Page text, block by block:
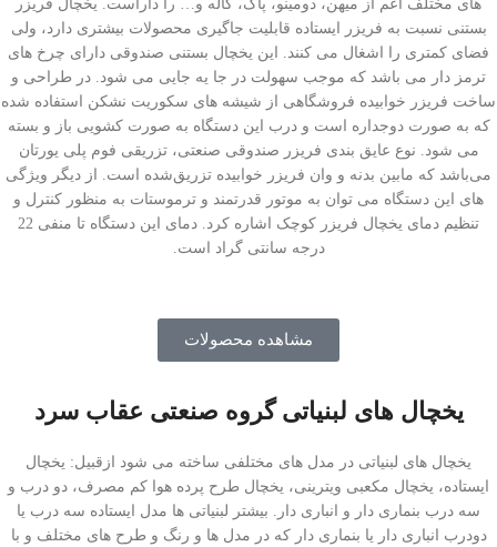
های مختلف اعم از میهن، دومینو، پاک، کاله و… را داراست. یخچال فریزر
بستنی نسبت به فریزر ایستاده قابلیت جاگیری محصولات بیشتری دارد، ولی
فضای کمتری را اشغال می کنند. این یخچال بستنی صندوقی دارای چرخ های
ترمز دار می باشد که موجب سهولت در جا یه جایی می شود. در طراحی و
ساخت فریزر خوابیده فروشگاهی از شیشه های سکوریت نشکن استفاده شده
که به صورت دوجداره است و درب این دستگاه به صورت کشویی باز و بسته
می شود. نوع عایق بندی فریزر صندوقی صنعتی، تزریقی فوم پلی یورتان
می‌باشد که مابین بدنه و وان فریزر خوابیده تزریق‌شده است. از دیگر ویژگی
های این دستگاه می توان به موتور قدرتمند و ترموستات به منظور کنترل و
تنظیم دمای یخچال فریزر کوچک اشاره کرد. دمای این دستگاه تا منفی 22
درجه سانتی گراد است.
مشاهده محصولات
یخچال های لبنیاتی گروه صنعتی عقاب سرد
یخچال های لبنیاتی در مدل های مختلفی ساخته می شود ازقبیل: یخچال
ایستاده، یخچال مکعبی ویترینی، یخچال طرح پرده هوا کم مصرف، دو درب و
سه درب بنماری دار و انباری دار. بیشتر لبنیاتی ها مدل ایستاده سه درب یا
دودرب انباری دار یا بنماری دار که در مدل ها و رنگ و طرح های مختلف و با